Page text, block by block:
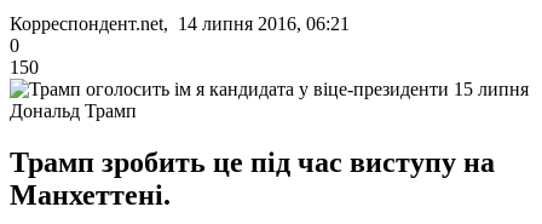
Корреспондент.net, 14 липня 2016, 06:21
0
150
Дональд Трамп
Трамп зробить це під час виступу на
Манхеттені.